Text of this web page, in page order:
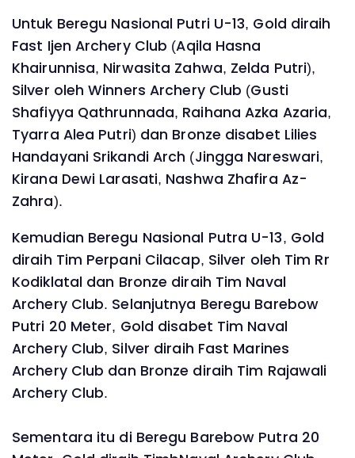
Untuk Beregu Nasional Putri U-13, Gold diraih
Fast Ijen Archery Club (Aqila Hasna
Khairunnisa, Nirwasita Zahwa, Zelda Putri),
Silver oleh Winners Archery Club (Gusti
Shafiyya Qathrunnada, Raihana Azka Azaria,
Tyarra Alea Putri) dan Bronze disabet Lilies
Handayani Srikandi Arch (Jingga Nareswari,
Kirana Dewi Larasati, Nashwa Zhafira Az-
Zahra).
Kemudian Beregu Nasional Putra U-13, Gold
diraih Tim Perpani Cilacap, Silver oleh Tim Rr
Kodiklatal dan Bronze diraih Tim Naval
Archery Club. Selanjutnya Beregu Barebow
Putri 20 Meter, Gold disabet Tim Naval
Archery Club, Silver diraih Fast Marines
Archery Club dan Bronze diraih Tim Rajawali
Archery Club.
Sementara itu di Beregu Barebow Putra 20